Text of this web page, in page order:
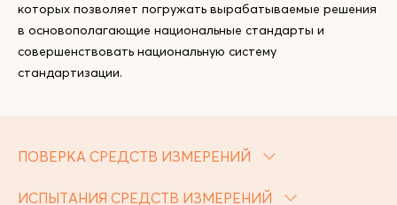
которых позволяет погружать вырабатываемые решения
в основополагающие национальные стандарты и
совершенствовать национальную систему
стандартизации.
ПОВЕРКА СРЕДСТВ ИЗМЕРЕНИЙ
ИСПЫТАНИЯ СРЕДСТВ ИЗМЕРЕНИЙ